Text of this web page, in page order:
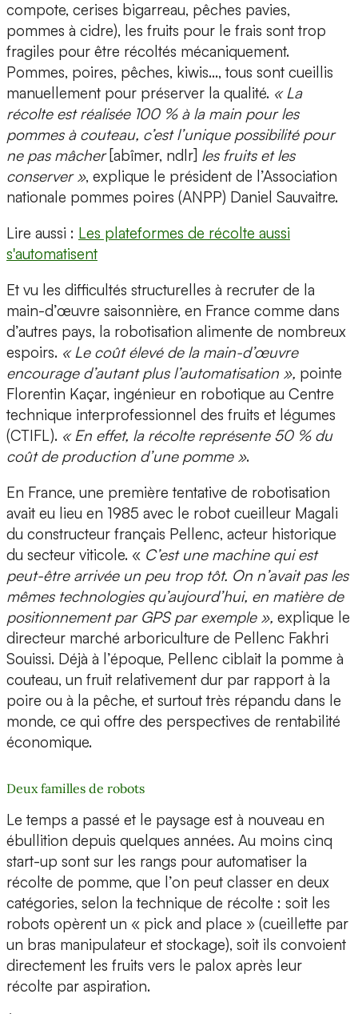
compote, cerises bigarreau, pêches pavies,
pommes à cidre), les fruits pour le frais sont trop
fragiles pour être récoltés mécaniquement.
Pommes, poires, pêches, kiwis…, tous sont cueillis
manuellement pour préserver la qualité. « La
récolte est réalisée 100 % à la main pour les
pommes à couteau, c’est l’unique possibilité pour
ne pas mâcher [abîmer, ndlr] les fruits et les
conserver », explique le président de l’Association
nationale pommes poires (ANPP) Daniel Sauvaitre.
Lire aussi : Les plateformes de récolte aussi
s'automatisent
Et vu les difficultés structurelles à recruter de la
main-d’œuvre saisonnière, en France comme dans
d’autres pays, la robotisation alimente de nombreux
espoirs. « Le coût élevé de la main-d’œuvre
encourage d’autant plus l’automatisation », pointe
Florentin Kaçar, ingénieur en robotique au Centre
technique interprofessionnel des fruits et légumes
(CTIFL). « En effet, la récolte représente 50 % du
coût de production d’une pomme ».
En France, une première tentative de robotisation
avait eu lieu en 1985 avec le robot cueilleur Magali
du constructeur français Pellenc, acteur historique
du secteur viticole. « C’est une machine qui est
peut-être arrivée un peu trop tôt. On n’avait pas les
mêmes technologies qu’aujourd’hui, en matière de
positionnement par GPS par exemple », explique le
directeur marché arboriculture de Pellenc Fakhri
Souissi. Déjà à l’époque, Pellenc ciblait la pomme à
couteau, un fruit relativement dur par rapport à la
poire ou à la pêche, et surtout très répandu dans le
monde, ce qui offre des perspectives de rentabilité
économique.
Deux familles de robots
Le temps a passé et le paysage est à nouveau en
ébullition depuis quelques années. Au moins cinq
start-up sont sur les rangs pour automatiser la
récolte de pomme, que l’on peut classer en deux
catégories, selon la technique de récolte : soit les
robots opèrent un « pick and place » (cueillette par
un bras manipulateur et stockage), soit ils convoient
directement les fruits vers le palox après leur
récolte par aspiration.